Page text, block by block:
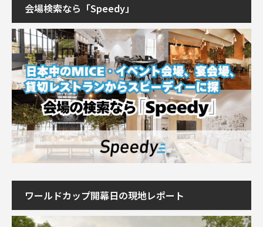
会場検索なら「Speedy」
ワールドカップ開幕日の現地レポート